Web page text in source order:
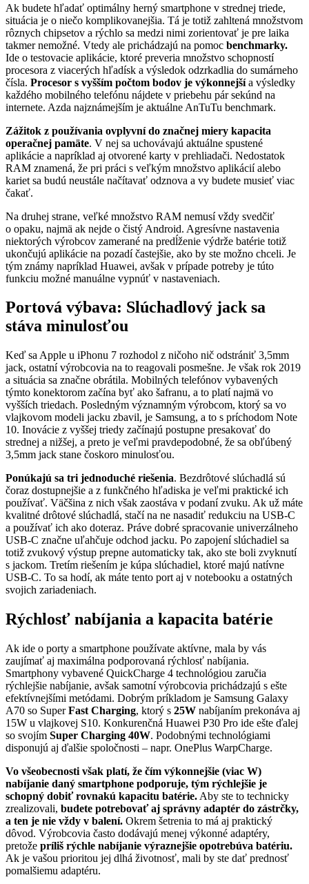
Ak budete hľadať optimálny herný smartphone v strednej triede,
situácia je o niečo komplikovanejšia. Tá je totiž zahltená množstvom
rôznych chipsetov a rýchlo sa medzi nimi zorientovať je pre laika
takmer nemožné. Vtedy ale prichádzajú na pomoc benchmarky.
Ide o testovacie aplikácie, ktoré preveria množstvo schopností
procesora z viacerých hľadísk a výsledok odzrkadlia do sumárneho
čísla. Procesor s vyšším počtom bodov je výkonnejšía výsledky
každého mobilného telefónu nájdete v priebehu pár sekúnd na
internete. Azda najznámejším je aktuálne AnTuTu benchmark.
Zážitok z používania ovplyvní do značnej miery kapacita
operačnej pamäte. V nej sa uchovávajú aktuálne spustené
aplikácie a napríklad aj otvorené karty v prehliadači. Nedostatok
RAM znamená, že pri práci s veľkým množstvo aplikácií alebo
kariet sa budú neustále načítavať odznova a vy budete musieť viac
čakať.
Na druhej strane, veľké množstvo RAM nemusí vždy svedčiť
o opaku, najmä ak nejde o čistý Android. Agresívne nastavenia
niektorých výrobcov zamerané na predĺženie výdrže batérie totiž
ukončujú aplikácie na pozadí častejšie, ako by ste možno chceli. Je
tým známy napríklad Huawei, avšak v prípade potreby je túto
funkciu možné manuálne vypnúť v nastaveniach.
Portová výbava: Slúchadlový jack sa
stáva minulosťou
Keď sa Apple u iPhonu 7 rozhodol z ničoho nič odstrániť 3,5mm
jack, ostatní výrobcovia na to reagovali posmešne. Je však rok 2019
a situácia sa značne obrátila. Mobilných telefónov vybavených
týmto konektorom začína byť ako šafranu, a to platí najmä vo
vyšších triedach. Posledným významným výrobcom, ktorý sa vo
vlajkovom modeli jacku zbavil, je Samsung, a to s príchodom Note
10. Inovácie z vyššej triedy začínajú postupne presakovať do
strednej a nižšej, a preto je veľmi pravdepodobné, že sa obľúbený
3,5mm jack stane čoskoro minulosťou.
Ponúkajú sa tri jednoduché riešenia. Bezdrôtové slúchadlá sú
čoraz dostupnejšie a z funkčného hľadiska je veľmi praktické ich
používať. Väčšina z nich však zaostáva v podaní zvuku. Ak už máte
kvalitné drôtové slúchadlá, stačí na ne nasadiť redukciu na USB-C
a používať ich ako doteraz. Práve dobré spracovanie univerzálneho
USB-C značne uľahčuje odchod jacku. Po zapojení slúchadiel sa
totiž zvukový výstup prepne automaticky tak, ako ste boli zvyknutí
s jackom. Tretím riešením je kúpa slúchadiel, ktoré majú natívne
USB-C. To sa hodí, ak máte tento port aj v notebooku a ostatných
svojich zariadeniach.
Rýchlosť nabíjania a kapacita batérie
Ak ide o porty a smartphone používate aktívne, mala by vás
zaujímať aj maximálna podporovaná rýchlosť nabíjania.
Smartphony vybavené QuickCharge 4 technológiou zaručia
rýchlejšie nabíjanie, avšak samotní výrobcovia prichádzajú s ešte
efektívnejšími metódami. Dobrým príkladom je Samsung Galaxy
A70 so SuperFast Charging, ktorý s 25W nabíjaním prekonáva aj
15W u vlajkovej S10. Konkurenčná Huawei P30 Pro ide ešte ďalej
so svojím Super Charging 40W. Podobnými technológiami
disponujú aj ďalšie spoločnosti – napr. OnePlus WarpCharge.
Vo všeobecnosti však platí, že čím výkonnejšie (viac W)
nabíjanie daný smartphone podporuje, tým rýchlejšie je
schopný dobiť rovnakú kapacitu batérie. Aby ste to technicky
zrealizovali, budete potrebovať aj správny adaptér do zástrčky,
a ten je nie vždy v balení. Okrem šetrenia to má aj praktický
dôvod. Výrobcovia často dodávajú menej výkonné adaptéry,
pretože príliš rýchle nabíjanie výraznejšie opotrebúva batériu.
Ak je vašou prioritou jej dlhá životnosť, mali by ste dať prednosť
pomalšiemu adaptéru.